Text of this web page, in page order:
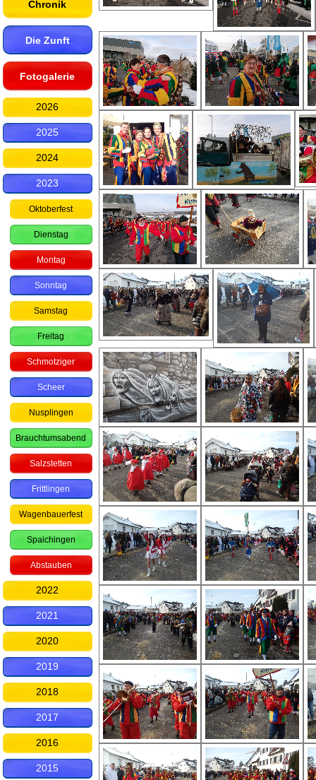
Chronik
Die Zunft
Fotogalerie
2026
2025
2024
2023
Oktoberfest
Dienstag
Montag
Sonntag
Samstag
Freitag
Schmotziger
Scheer
Nusplingen
Brauchtumsabend
Salzstetten
Frittlingen
Wagenbauerfest
Spaichingen
Abstauben
2022
2021
2020
2019
2018
2017
2016
2015